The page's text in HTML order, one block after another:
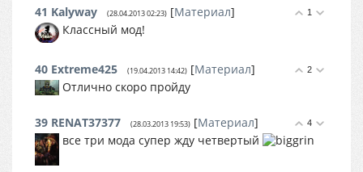
1
41 Kalyway (28.04.2013 02:23) [Материал]
Классный мод!
2
40 Extreme425 (19.04.2013 14:42) [Материал]
Отлично скоро пройду
4
39 RENAT37377 (28.03.2013 19:53) [Материал]
все три мода супер жду четвертый